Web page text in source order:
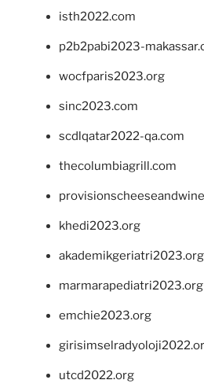
isth2022.com
p2b2pabi2023-
wocfparis2023.org
sinc2023.com
scdlqatar2022-qa.com
thecolumbiagrill.com
khedi2023.org
akademikgeriatri2023.org
marmarapediatri2023.org
emchie2023.org
utcd2022.org